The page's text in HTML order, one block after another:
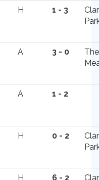
H 1 - 3
A 3 - 0
The
A 1 - 2
H 0 - 2
H 6 - 2